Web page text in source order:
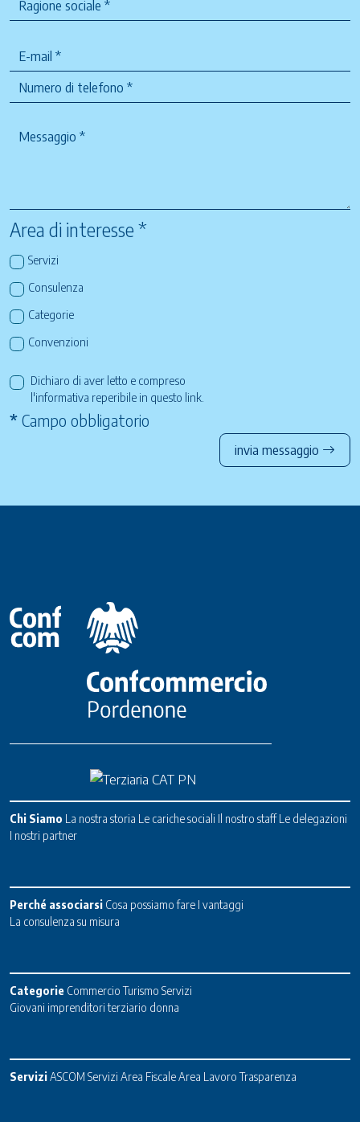
Area di interesse *
Servizi
Consulenza
Categorie
Convenzioni
Dichiaro di aver letto e compreso
l'informativa reperibile in questo link
* Campo obbligatorio
invia messaggio
Chi Siamo La nostra storia Le cariche sociali Il nostro staff Le delegazioni
I nostri partner
Perché associarsi Cosa possiamo fare I vantaggi
La consulenza su misura
Categorie Commercio Turismo Servizi
Giovani imprenditori terziario donna
ServiziASCOM Servizi Area FiscaleArea Lavoro Trasparenza